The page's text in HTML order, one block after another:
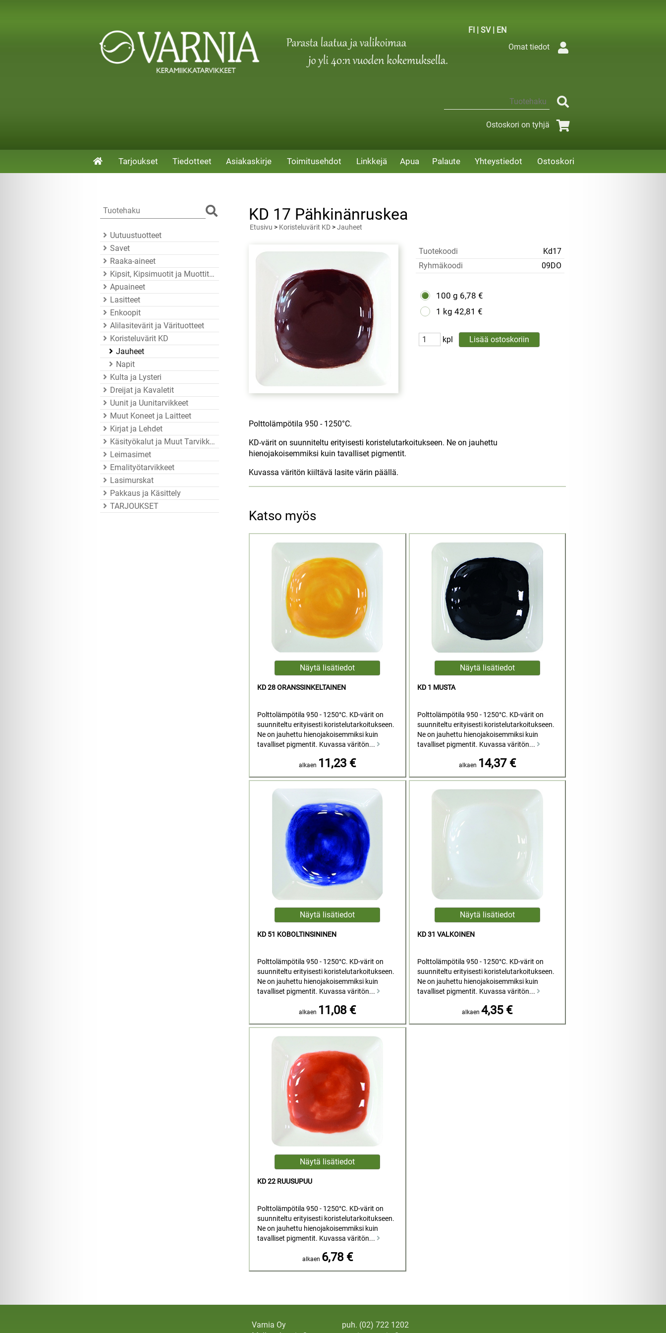
FI | SV| EN
Omat tiedot
Ostoskori on tyhjä
Tarjoukset Tiedotteet Asiakaskirje Toimitusehdot Linkkejä Apua Palaute Yhteystiedot Ostoskori
Uutuustuotteet
Savet
Raaka-aineet
Kipsit, Kipsimuotit ja Muottitarvikkeet
Apuaineet
Lasitteet
Enkoopit
Alilasitevärit ja Värituotteet
Koristeluvärit KD
Jauheet
Napit
Kulta ja Lysteri
Dreijat ja Kavaletit
Uunit ja Uunitarvikkeet
Muut Koneet ja Laitteet
Kirjat ja Lehdet
Käsityökalut ja Muut Tarvikkeet
Leimasimet
Emalityötarvikkeet
Lasimurskat
Pakkaus ja Käsittely
TARJOUKSET
KD 17 Pähkinänruskea
Etusivu > Koristeluvärit KD >Jauheet
Tuotekoodi
Kd17
Ryhmäkoodi
09DO
100 g 6,78 €
1 kg 42,81 €
kpl
Polttolämpötila 950 - 1250°C.
KD-värit on suunniteltu erityisesti koristelutarkoitukseen. Ne on jauhettu
hienojakoisemmiksi kuin tavalliset pigmentit.
Kuvassa väritön kiiltävä lasite värin päällä.
Katso myös
KD 28 ORANSSINKELTAINEN
Polttolämpötila 950 - 1250°C. KD-värit on
suunniteltu erityisesti koristelutarkoitukseen.
Ne on jauhettu hienojakoisemmiksi kuin
tavalliset pigmentit. Kuvassa väritön...
alkaen 11,23 €
KD 1 MUSTA
Polttolämpötila 950 - 1250°C. KD-värit on
suunniteltu erityisesti koristelutarkoitukseen.
Ne on jauhettu hienojakoisemmiksi kuin
tavalliset pigmentit. Kuvassa väritön...
alkaen 14,37 €
KD 51 KOBOLTINSININEN
Polttolämpötila 950 - 1250°C. KD-värit on
suunniteltu erityisesti koristelutarkoitukseen.
Ne on jauhettu hienojakoisemmiksi kuin
tavalliset pigmentit. Kuvassa väritön...
alkaen 11,08 €
KD 31 VALKOINEN
Polttolämpötila 950 - 1250°C. KD-värit on
suunniteltu erityisesti koristelutarkoitukseen.
Ne on jauhettu hienojakoisemmiksi kuin
tavalliset pigmentit. Kuvassa väritön...
alkaen 4,35 €
KD 22 RUUSUPUU
Polttolämpötila 950 - 1250°C. KD-värit on
suunniteltu erityisesti koristelutarkoitukseen.
Ne on jauhettu hienojakoisemmiksi kuin
tavalliset pigmentit. Kuvassa väritön...
alkaen 6,78 €
Varnia Oy
puh. (02) 722 1202